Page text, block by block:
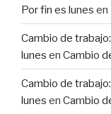
Por fin es lunes en
Cambio de
lunes en Cambio
Cambio de
lunes en Cambio